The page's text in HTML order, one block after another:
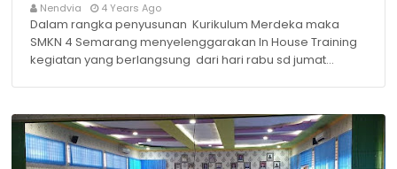
Nendvia 4 Years Ago
Dalam rangka penyusunan Kurikulum Merdeka maka
SMKN 4 Semarang menyelenggarakan In House Training
kegiatan yang berlangsung dari hari rabu sd jumat…